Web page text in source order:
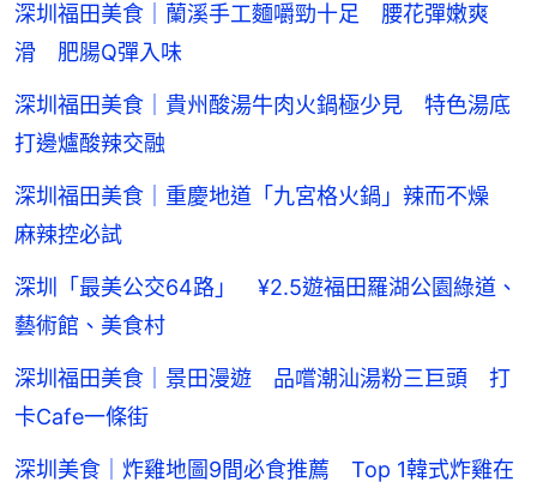
深圳福田美食｜蘭溪手工麵嚼勁十足 腰花彈嫩爽
滑 肥腸Q彈入味
深圳福田美食｜貴州酸湯牛肉火鍋極少見 特色湯底
打邊爐酸辣交融
深圳福田美食｜重慶地道「九宮格火鍋」辣而不燥
麻辣控必試
深圳「最美公交64路」 ¥2.5遊福田羅湖公園綠道、
藝術館、美食村
深圳福田美食｜景田漫遊 品嚐潮汕湯粉三巨頭 打
卡Cafe一條街
深圳美食｜炸雞地圖9間必食推薦 Top 1韓式炸雞在